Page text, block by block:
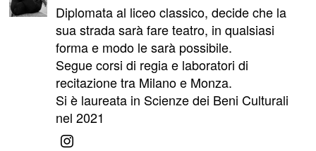
Diplomata al liceo classico, decide che la
sua strada sarà fare teatro, in qualsiasi
forma e modo le sarà possibile.
Segue corsi di regia e laboratori di
recitazione tra Milano e Monza.
Si è laureata in Scienze dei Beni Culturali
nel 2021